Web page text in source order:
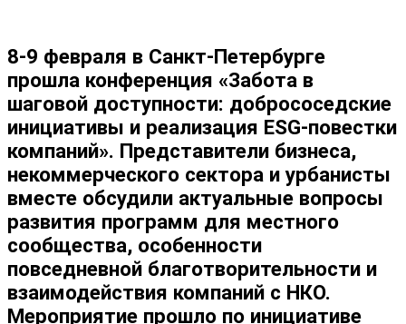
8-9 февраля в Санкт-Петербурге
прошла конференция «Забота в
шаговой доступности: добрососедские
инициативы и реализация ESG-повестки
компаний». Представители бизнеса,
некоммерческого сектора и урбанисты
вместе обсудили актуальные вопросы
развития программ для местного
сообщества, особенности
повседневной благотворительности и
взаимодействия компаний с НКО.
Мероприятие прошло по инициативе